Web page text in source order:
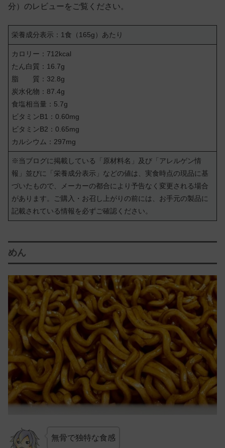
分）のレビューをご覧ください。
栄養成分表示：1食（165g）あたり
カロリー：712kcal
たん白質：16.7g
脂 質：32.8g
炭水化物：87.4g
食塩相当量：5.7g
ビタミンB1：0.60mg
ビタミンB2：0.65mg
カルシウム：297mg
※当ブログに掲載している「原材料名」及び「アレルゲン情
報」並びに「栄養成分表示」などの値は、実食時点の現品に基
づいたもので、メーカーの都合により予告なく変更される場合
があります。ご購入・お召し上がりの前には、お手元の製品に
記載されている情報を必ずご確認ください。
めん
無骨で独特な食感